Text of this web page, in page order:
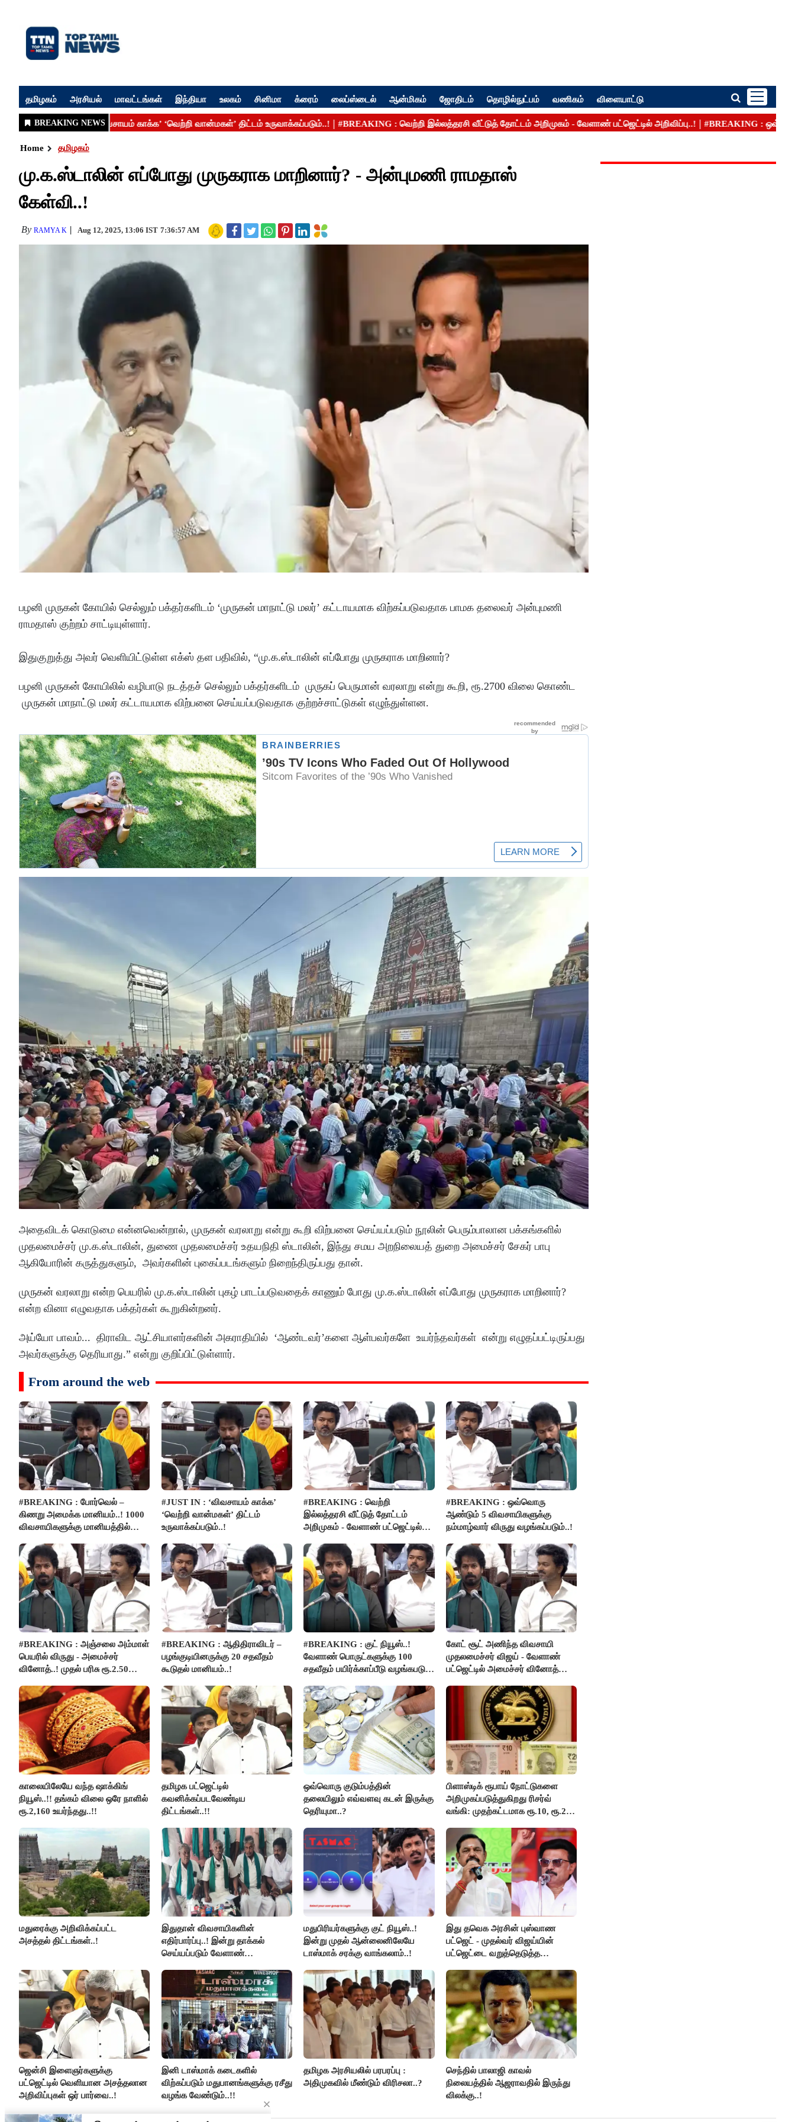
தமிழகம் அரசியல் மாவட்டங்கள் இந்தியா உலகம் சினிமா க்ரைம் லைப்ஸ்டைல் ஆன்மிகம் ஜோதிடம் தொழில்நுட்பம் வணிகம் விளையாட்டு
Home தமிழகம்
மு.க.ஸ்டாலின் எப்போது முருகராக மாறினார்? - அன்புமணி ராமதாஸ்
கேள்வி..!
By RAMYA K Aug 12, 2025, 13:06 IST 7:36:57 AM
பழனி முருகன் கோயில் செல்லும் பக்தர்களிடம் ‘முருகன் மாநாட்டு மலர்’ கட்டாயமாக விற்கப்படுவதாக பாமக தலைவர் அன்புமணி
ராமதாஸ் குற்றம் சாட்டியுள்ளார்.
இதுகுறுத்து அவர் வெளியிட்டுள்ள எக்ஸ் தள பதிவில், “மு.க.ஸ்டாலின் எப்போது முருகராக மாறினார்?
பழனி முருகன் கோயிலில் வழிபாடு நடத்தச் செல்லும் பக்தர்களிடம் முருகப் பெருமான் வரலாறு என்று கூறி, ரூ.2700 விலை கொண்ட
முருகன் மாநாட்டு மலர் கட்டாயமாக விற்பனை செய்யப்படுவதாக குற்றச்சாட்டுகள் எழுந்துள்ளன.
அதைவிடக் கொடுமை என்னவென்றால், முருகன் வரலாறு என்று கூறி விற்பனை செய்யப்படும் நூலின் பெரும்பாலான பக்கங்களில்
முதலமைச்சர் மு.க.ஸ்டாலின், துணை முதலமைச்சர் உதயநிதி ஸ்டாலின், இந்து சமய அறநிலையத் துறை அமைச்சர் சேகர் பாபு
ஆகியோரின் கருத்துகளும், அவர்களின் புகைப்படங்களும் நிறைந்திருப்பது தான்.
முருகன் வரலாறு என்ற பெயரில் மு.க.ஸ்டாலின் புகழ் பாடப்படுவதைக் காணும் போது மு.க.ஸ்டாலின் எப்போது முருகராக மாறினார்?
என்ற வினா எழுவதாக பக்தர்கள் கூறுகின்றனர்.
அய்யோ பாவம்... திராவிட ஆட்சியாளர்களின் அகராதியில் ‘ஆண்டவர்’களை ஆள்பவர்களே உயர்ந்தவர்கள் என்று எழுதப்பட்டிருப்பது
அவர்களுக்கு தெரியாது.” என்று குறிப்பிட்டுள்ளார்.
From around the web
#BREAKING : போர்வெல் –
கிணறு அமைக்க மானியம்..! 1000
விவசாயிகளுக்கு மானியத்தில்
#JUST IN : ‘விவசாயம் காக்க’
‘வெற்றி வான்மகள்’ திட்டம்
உருவாக்கப்படும்..!
#BREAKING : வெற்றி
இல்லத்தரசி வீட்டுத் தோட்டம்
அறிமுகம் - வேளாண் பட்ஜெட்டில்
#BREAKING : ஒவ்வொரு
ஆண்டும் 5 விவசாயிகளுக்கு
நம்மாழ்வார் விருது வழங்கப்படும்..!
#BREAKING : அஞ்சலை அம்மாள்
பெயரில் விருது - அமைச்சர்
வினோத்..! முதல் பரிசு ரூ.2.50
#BREAKING : ஆதிதிராவிடர் –
பழங்குடியினருக்கு 20 சதவீதம்
கூடுதல் மானியம்..!
#BREAKING : குட் நியூஸ்..!
வேளாண் பொருட்களுக்கு 100
சதவீதம் பயிர்க்காப்பீடு வழங்கபடும்
கோட் சூட் அணிந்த விவசாயி
முதலமைச்சர் விஜய் - வேளாண்
பட்ஜெட்டில் அமைச்சர் வினோத்
காலையிலேயே வந்த ஷாக்கிங்
நியூஸ்..!! தங்கம் விலை ஒரே நாளில்
ரூ.2,160 உயர்ந்தது..!!
தமிழக பட்ஜெட்டில்
கவனிக்கப்படவேண்டிய
திட்டங்கள்..!!
ஒவ்வொரு குடும்பத்தின்
தலையிலும் எவ்வளவு கடன் இருக்கு
தெரியுமா..?
பிளாஸ்டிக் ரூபாய் நோட்டுகளை
அறிமுகப்படுத்துகிறது ரிசர்வ்
வங்கி: முதற்கட்டமாக ரூ.10, ரூ.20
மதுரைக்கு அறிவிக்கப்பட்ட
அசத்தல் திட்டங்கள்..!
இதுதான் விவசாயிகளின்
எதிர்பார்ப்பு..! இன்று தாக்கல்
செய்யப்படும் வேளாண்
கோரிக்கை!
மதுபிரியர்களுக்கு குட் நியூஸ்..!
இன்று முதல் ஆன்லைனிலேயே
டாஸ்மாக் சரக்கு வாங்கலாம்..!
இது தவெக அரசின் புஸ்வாண
பட்ஜெட் - முதல்வர் விஜய்யின்
பட்ஜெட்டை வறுத்தெடுத்த
ஜென்சி இளைஞர்களுக்கு
பட்ஜெட்டில் வெளியான அசத்தலான
அறிவிப்புகள் ஒர் பார்வை..!
இனி டாஸ்மாக் கடைகளில்
விற்கப்படும் மதுபானங்களுக்கு ரசீது
வழங்க வேண்டும்..!!
தமிழக அரசியலில் பரபரப்பு :
அதிமுகவில் மீண்டும் விரிசலா..?
செந்தில் பாலாஜி காவல்
நிலையத்தில் ஆஜராவதில் இருந்து
விலக்கு..!